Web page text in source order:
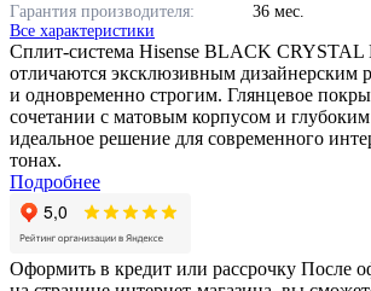
Гарантия производителя:
36 мес.
Все характеристики
Сплит-система Hisense BLACK CRYSTAL
отличаются эксклюзивным дизайнерским
и одновременно строгим. Глянцевое
сочетании с матовым корпусом и
идеальное решение для современного
тонах.
Подробнее
Оформить в кредит или рассрочку После